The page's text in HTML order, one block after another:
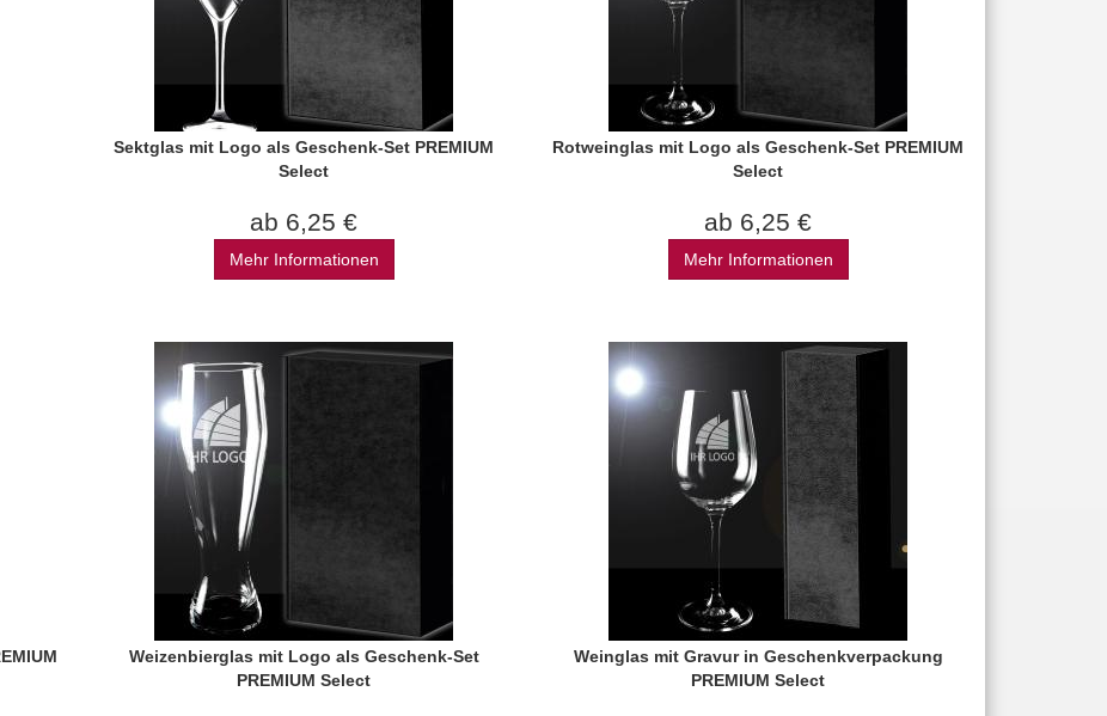
Sektglas mit Logo als Geschenk-Set PREMIUM
Select
ab 6,25 €
Mehr Informationen
Rotweinglas mit Logo als Geschenk-Set PREMIUM
Select
ab 6,25 €
Mehr Informationen
Weizenbierglas mit Logo als Geschenk-Set
PREMIUM Select
Weinglas mit Gravur in Geschenkverpackung
PREMIUM Select